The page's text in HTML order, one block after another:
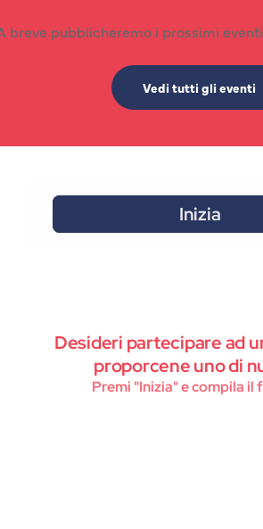
breve pubblicheremo i prossimi eventi
Vedi tutti gli eventi